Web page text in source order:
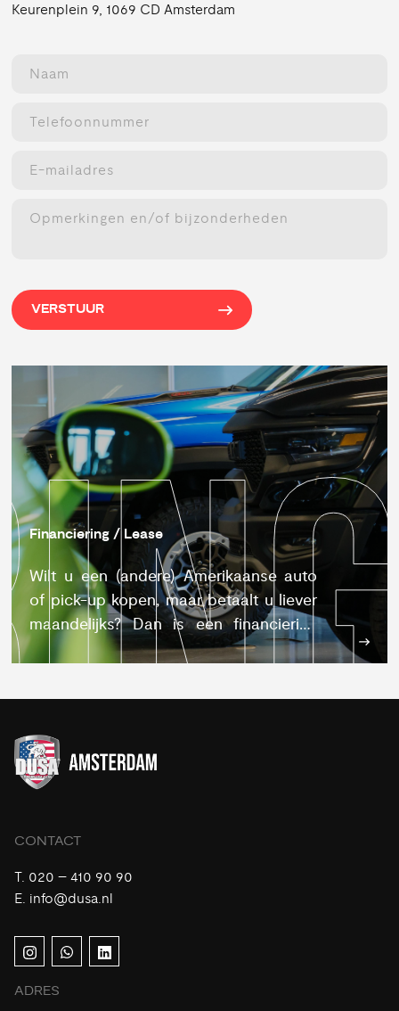
Keurenplein 9, 1069 CD Amsterdam
VERSTUUR
Financiering / Lease
Wilt u een (andere) Amerikaanse auto
of pick-up kopen, maar betaalt u liever
maandelijks? Dan is een financiering
voor uw Amerikaanse auto en pick-up
CONTACT
T. 020 – 410 90 90
E. info@dusa.nl
ADRES